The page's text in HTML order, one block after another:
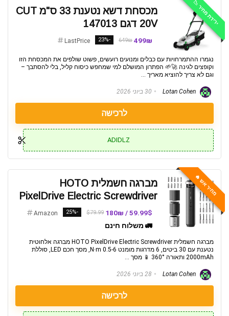
ירידת מחיר 📉
מכסחת דשא נטענת 33 ס"מ CUT
20V דגם 147013
499₪
649₪
-23%
LastPrice
נגמרו ההתמרחויות עם כבלים ומנועים רועשים, פשוט שולפים את המכסחת הזו
וקופצים לגינה 🚀🌱 הפתרון המושלם למי שמחפש כיסוח קליל, בלי להסתבך –
וגם לא צריך להוציא מאריך ...
30 ביוני 2026
לרכישה
ADIDLZ
מחיר אש 🔥
מברגה חשמלית HOTO
PixelDrive Electric Screwdriver
59.99$ / 180₪
$79.99
-25%
Amazon
🚛 משלוח חינם
מברגה חשמלית HOTO PixelDrive Electric Screwdriver מברגה אלחוטית
נטענת עם 30 ביטים, 6 מדרגות מומנט 0.5-6 N·m, מסך חכם LED, סוללת
2000mAh ותאורה 360° 📱 מסך ...
28 ביוני 2026
לרכישה